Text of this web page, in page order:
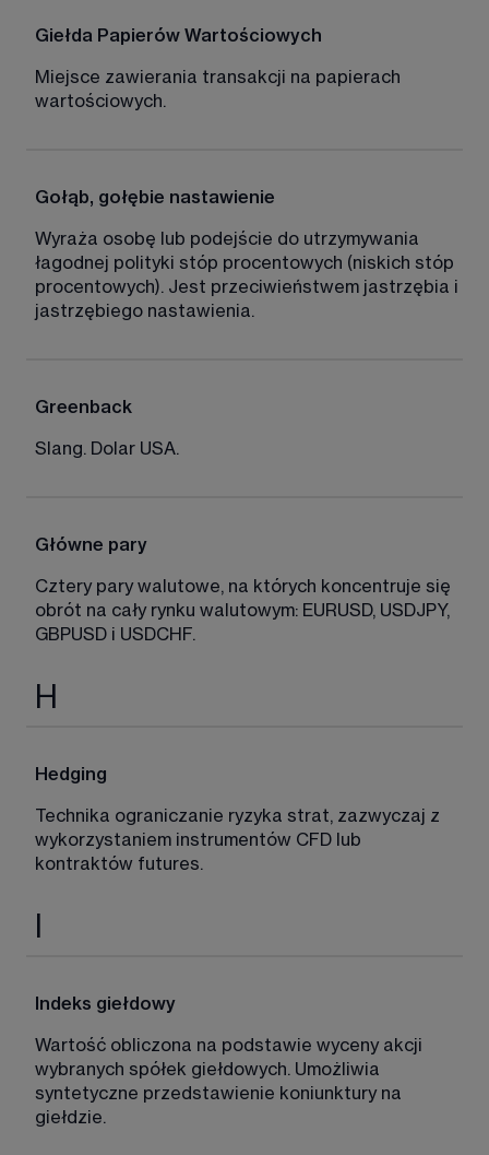
Giełda Papierów Wartościowych
Miejsce zawierania transakcji na papierach
wartościowych.
Gołąb, gołębie nastawienie
Wyraża osobę lub podejście do utrzymywania
łagodnej polityki stóp procentowych (niskich stóp
procentowych). Jest przeciwieństwem jastrzębia i
jastrzębiego nastawienia.
Greenback
Slang. Dolar USA.
Główne pary
Cztery pary walutowe, na których koncentruje się
obrót na cały rynku walutowym: EURUSD, USDJPY,
GBPUSD i USDCHF.
H
Hedging
Technika ograniczanie ryzyka strat, zazwyczaj z
wykorzystaniem instrumentów CFD lub
kontraktów futures.
Indeks giełdowy
Wartość obliczona na podstawie wyceny akcji
wybranych spółek giełdowych. Umożliwia
syntetyczne przedstawienie koniunktury na
giełdzie.